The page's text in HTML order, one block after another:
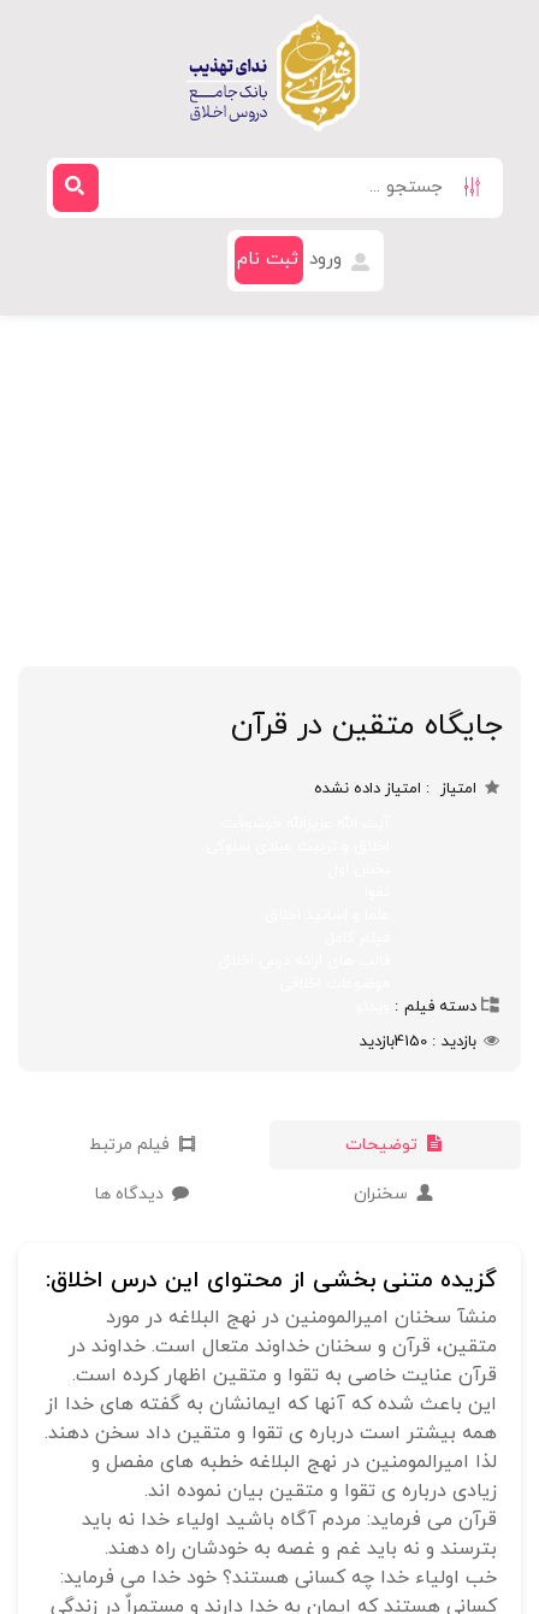
ورود ثبت نام
جایگاه متقین در قرآن
امتیاز امتیاز داده نشده
دسته فیلم
بازدید
4150بازدید
توضیحات فیلم مرتبط
سخنران دیدگاه ها
گزیده متنی بخشی از محتوای این درس اخلاق:
منشآ سخنان امیرالمومنین در نهج البلاغه در مورد
متقین، قرآن و سخنان خداوند متعال است. خداوند در
قرآن عنایت خاصی به تقوا و متقین اظهار کرده است.
این باعث شده که آنها که ایمانشان به گفته های خدا از
همه بیشتر است درباره ی تقوا و متقین داد سخن دهند.
لذا امیرالمومنین در نهج البلاغه خطبه های مفصل و
زیادی درباره ی تقوا و متقین بیان نموده اند.
قرآن می فرماید: مردم آگاه باشید اولیاء خدا نه باید
بترسند و نه باید غم و غصه به خودشان راه دهند.
خب اولیاء خدا چه کسانی هستند؟ خود خدا می فرماید:
کسانی هستند که ایمان به خدا دارند و مستمراٌ در زندگی